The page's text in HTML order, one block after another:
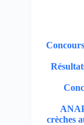
crèches